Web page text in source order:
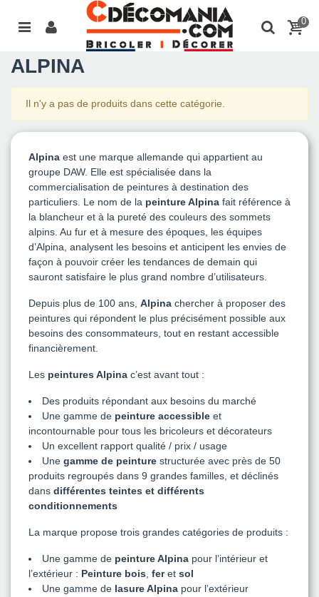
0
ALPINA
Il n'y a pas de produits dans cette catégorie.
Alpina est une marque allemande qui appartient au
groupe DAW. Elle est spécialisée dans la
commercialisation de peintures à destination des
particuliers. Le nom de la peinture Alpina fait référence à
la blancheur et à la pureté des couleurs des sommets
alpins. Au fur et à mesure des époques, les équipes
d’Alpina, analysent les besoins et anticipent les envies de
façon à pouvoir créer les tendances de demain qui
sauront satisfaire le plus grand nombre d’utilisateurs.
Depuis plus de 100 ans, Alpina chercher à proposer des
peintures qui répondent le plus précisément possible aux
besoins des consommateurs, tout en restant accessible
financièrement.
Les peintures Alpina c’est avant tout :
Des produits répondant aux besoins du marché
Une gamme de peinture accessible et
incontournable pour tous les bricoleurs et décorateurs
Un excellent rapport qualité / prix / usage
Une gamme de peinture structurée avec près de 50
produits regroupés dans 9 grandes familles, et déclinés
dans différentes teintes et différents
conditionnements
La marque propose trois grandes catégories de produits :
Une gamme de peinture Alpina pour l’intérieur et
l’extérieur : Peinture bois, feret sol
Une gamme de lasure Alpina pour l’extérieur